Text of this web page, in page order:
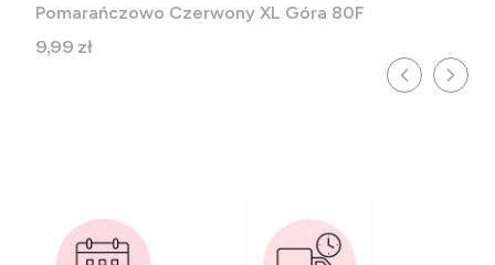
Pomarańczowo Czerwony XL Góra 80F
Cena
9,99 zł